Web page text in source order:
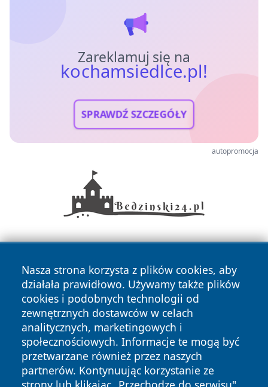
Zareklamuj się na
kochamsiedlce.pl!
SPRAWDŹ SZCZEGÓŁY
autopromocja
Nasza strona korzysta z plików cookies, aby
działała prawidłowo. Używamy także plików
cookies i podobnych technologii od
zewnętrznych dostawców w celach
analitycznych, marketingowych i
społecznościowych. Informacje te mogą być
przetwarzane również przez naszych
partnerów. Kontynuując korzystanie ze
Copyright © 2026 kochamsiedlce.pl Wszystkie prawa
zastrzeżone.
News Autorzy
Polityka
Polityka